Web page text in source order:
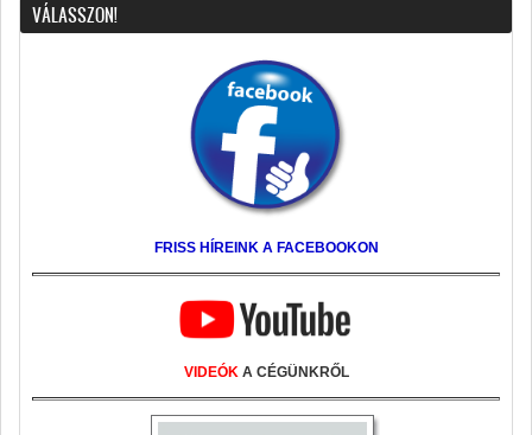
VÁLASSZON!
FRISS HÍREINK A FACEBOOKON
VIDEÓK A CÉGÜNKRŐL